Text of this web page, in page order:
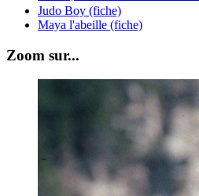
Judo Boy (fiche)
Maya l'abeille (fiche)
Zoom sur...